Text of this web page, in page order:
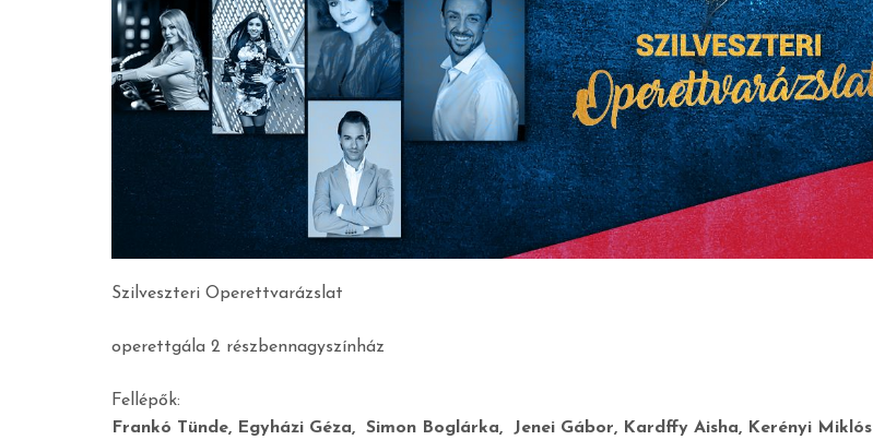
Szilveszteri Operettvarázslat
operettgála 2 részbennagyszínház
Fellépők:
Frankó Tünde, Egyházi Géza, Simon Boglárka, Jenei Gábor, Kardffy Aisha, Kerényi Miklós